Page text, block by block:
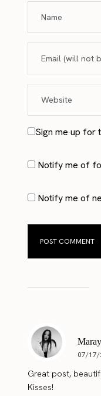
Sign me up for
Notify me of
Notify me of
Maray
07/17/
Great post,
Kisses!